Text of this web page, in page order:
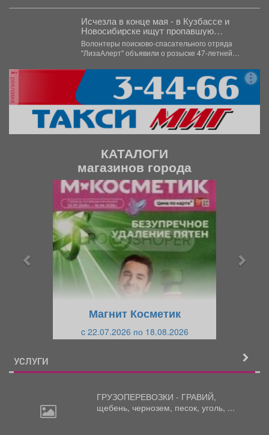
Исчезла в конце мая - в Кузбассе и
Новосибирске ищут пропавшую
женщину
Волонтеры поисково-спасательного отряда
"ЛизаАлерт" объявили о розыске 47-летней
перестала выходить на...
реклама
КАТАЛОГИ
магазинов города
Магнит Косметик
c 22.07.2026 по 18.08.2026
УСЛУГИ
ГРУЗОПЕРЕВОЗКИ - ГРАВИЙ,
щебень, чернозем, песок, уголь, ...